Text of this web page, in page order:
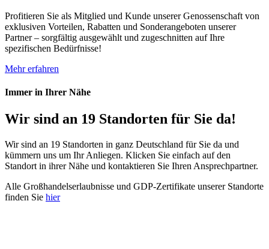
Profitieren Sie als Mitglied und Kunde unserer Genossenschaft von
exklusiven Vorteilen, Rabatten und Sonderangeboten unserer
Partner – sorgfältig ausgewählt und zugeschnitten auf Ihre
spezifischen Bedürfnisse!
Mehr erfahren
Immer in Ihrer Nähe
Wir sind an 19 Standorten für Sie da!
Wir sind an 19 Standorten in ganz Deutschland für Sie da und
kümmern uns um Ihr Anliegen. Klicken Sie einfach auf den
Standort in ihrer Nähe und kontaktieren Sie Ihren Ansprechpartner.
Alle Großhandelserlaubnisse und GDP-Zertifikate unserer Standorte
finden Sie hier